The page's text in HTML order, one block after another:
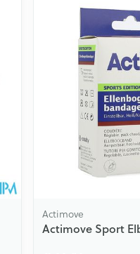
Actimove
Actimove Sport